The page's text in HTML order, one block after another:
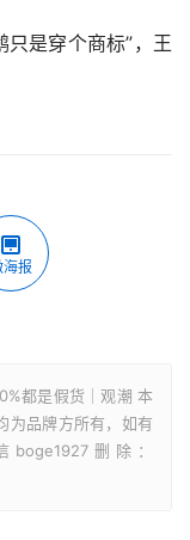
只是穿个商标”，王
海报
都是假货｜观潮 本
为品牌方所有，如有
删除：